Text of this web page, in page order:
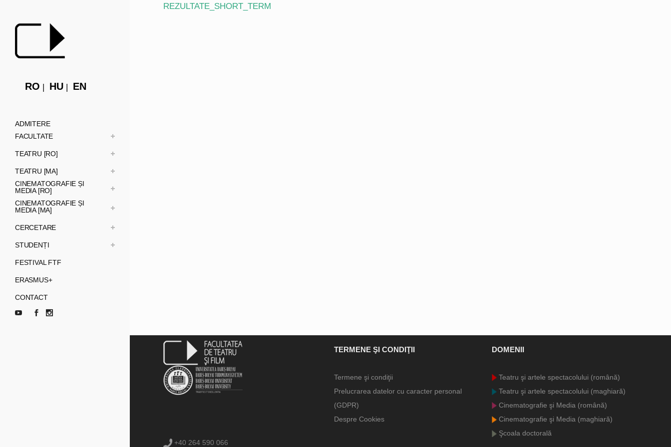
RO HU EN
ADMITERE
FACULTATE
TEATRU [RO]
TEATRU [MA]
CINEMATOGRAFIE ȘI
MEDIA [RO]
CINEMATOGRAFIE ȘI
MEDIA [MA]
CERCETARE
STUDENȚI
FESTIVAL FTF
ERASMUS+
CONTACT
REZULTATE_SHORT_TERM
+40 264 590 066
TERMENE ŞI CONDIŢII
Termene şi condiţii
Prelucrarea datelor cu caracter personal
(GDPR)
Despre Cookies
DOMENII
Teatru şi artele spectacolului (română)
Teatru şi artele spectacolului (maghiară)
Cinematografie şi Media (română)
Cinematografie şi Media (maghiară)
Şcoala doctorală